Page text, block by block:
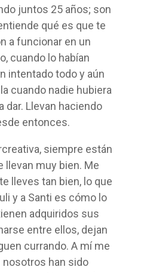
juntos 25 años; son
qué es que te
a funcionar en un
cuando lo habían
intentado todo y aún
cuando nadie hubiera
dar. Llevan haciendo
entonces.
siempre están
llevan muy bien. Me
lleves tan bien, lo que
y a Santi es cómo lo
adquiridos sus
entre ellos, dejan
currando. A mí me
nosotros han sido